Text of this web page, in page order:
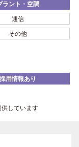
ラント・空調
通信
その他
採用情報あり
しています